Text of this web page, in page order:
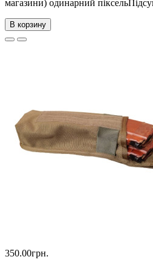
магазини) одинарний
В корзину
350.00грн.